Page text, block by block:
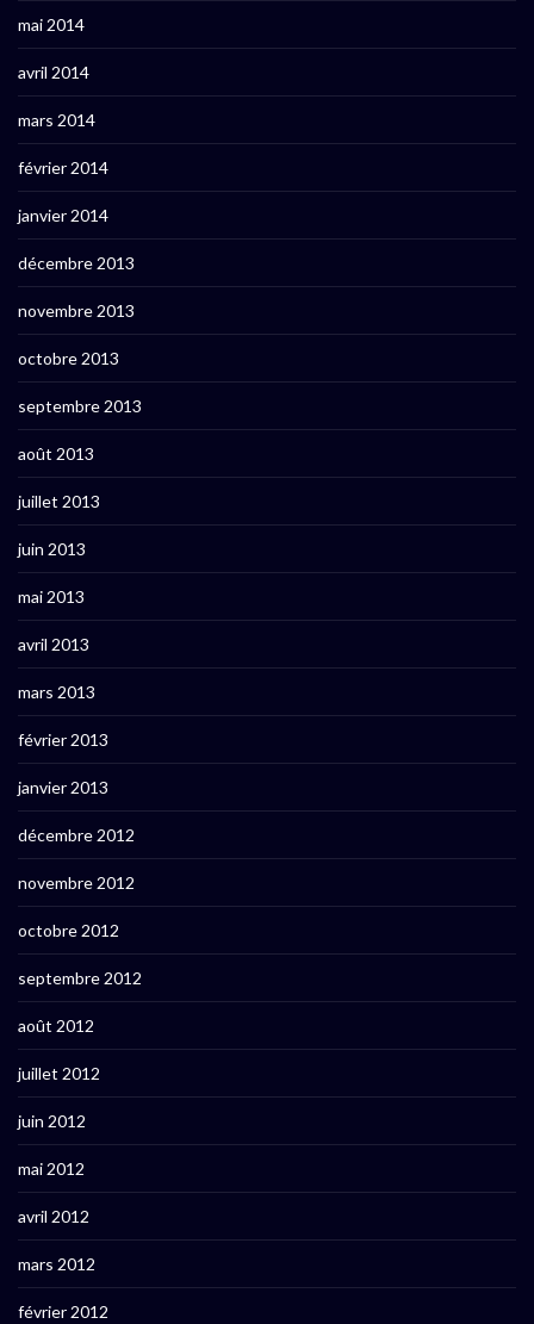
mai 2014
avril 2014
mars 2014
février 2014
janvier 2014
décembre 2013
novembre 2013
octobre 2013
septembre 2013
août 2013
juillet 2013
juin 2013
mai 2013
avril 2013
mars 2013
février 2013
janvier 2013
décembre 2012
novembre 2012
octobre 2012
septembre 2012
août 2012
juillet 2012
juin 2012
mai 2012
avril 2012
mars 2012
février 2012